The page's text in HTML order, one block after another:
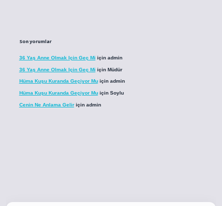
Son yorumlar
36 Yaş Anne Olmak Için Geç Mi için admin
36 Yaş Anne Olmak Için Geç Mi için Müdür
Hüma Kuşu Kuranda Geçiyor Muiçin admin
Hüma Kuşu Kuranda Geçiyor Muiçin Soylu
Cenin Ne Anlama Geliriçin admin